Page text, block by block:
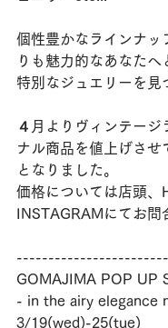
個性豊かなラインナッ
りも魅力的なあなたへ
特別なジュエリーを見
４月よりヴィンテージ
ナル商品を値上げさせ
となりました。
価格については店頭、
INSTAGRAMにてお問
GOMAJIMA POP UP
- in the airy elegance
3/19(wed)-25(tue)